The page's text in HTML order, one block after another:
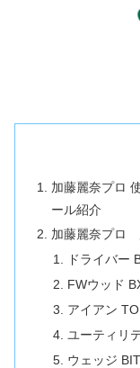
加藤麗奈プロ
ール紹介
加藤麗奈プロ
ドライバー
FWウッド
アイアン
ユーティリ
ウェッジ